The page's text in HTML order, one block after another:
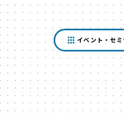
イベント・セ